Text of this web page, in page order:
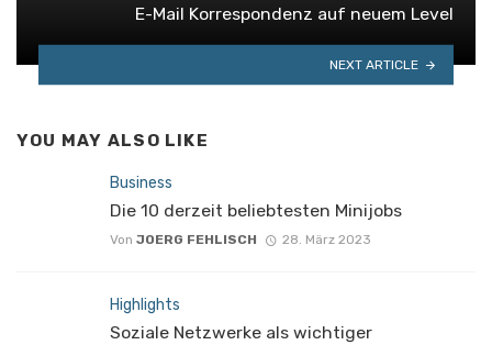
E-Mail Korrespondenz auf neuem Level
NEXT ARTICLE
YOU MAY ALSO LIKE
Business
Die 10 derzeit beliebtesten Minijobs
Von JOERG FEHLISCH 28. März 2023
Highlights
Soziale Netzwerke als wichtiger